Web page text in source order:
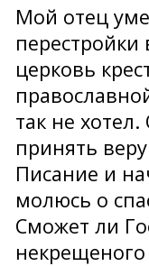
Мой отец
перестройки
церковь
так не
принять
Писание и
молюсь о
Сможет ли